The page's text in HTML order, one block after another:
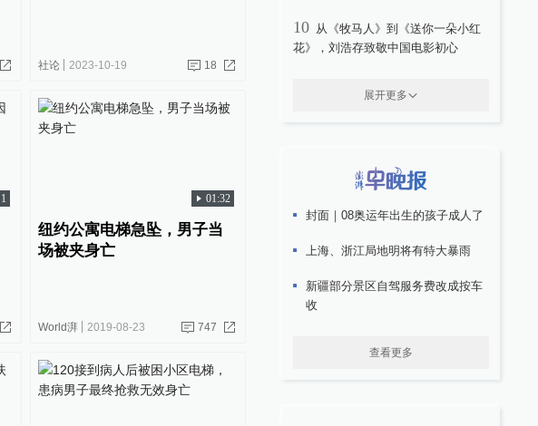
社论 2023-10-19 18
1 01:32
纽约公寓电梯急坠，男子当
场被夹身亡
World湃 2019-08-23 747
10 从《牧马人》到《送你一朵小红
花》，刘浩存致敬中国电影初心
展开更多
封面｜08奥运年出生的孩子成人了
上海、浙江局地明将有特大暴雨
新疆部分景区自驾服务费改成按车
收
查看更多